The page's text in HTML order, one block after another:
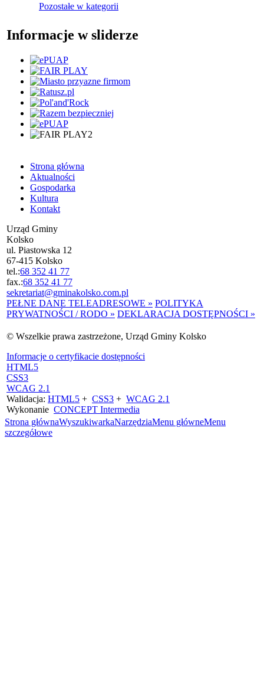
Pozostałe w kategorii
Informacje w sliderze
Strona główna
Aktualności
Gospodarka
Kultura
Kontakt
Urząd Gminy
Kolsko
ul. Piastowska 12
67-415 Kolsko
tel.:68 352 41 77
fax.:68 352 41 77
sekretariat@gminakolsko.com.pl
PEŁNE DANE TELEADRESOWE » POLITYKA
PRYWATNOŚCI / RODO » DEKLARACJA DOSTĘPNOŚCI »
© Wszelkie prawa zastrzeżone, Urząd Gminy Kolsko
Informacje o certyfikacie dostępności
HTML5
CSS3
WCAG 2.1
Walidacja: HTML5 + CSS3 + WCAG 2.1
Wykonanie CONCEPT Intermedia
Strona głównaWyszukiwarkaNarzędziaMenu główneMenu
szczegółowe